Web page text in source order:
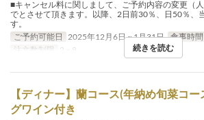
■キャンセル料に関しまして、ご予約内容の変更（
でとさせて頂きます。以降、2日前30％、日50％、
す。
ご予約可能日 2025年12月6日 ~ 1月31日 食事時間
注文数制限
2 ~ 8 続きを読む
【ディナー】蘭コース(年納め旬菜コ
グワイン付き